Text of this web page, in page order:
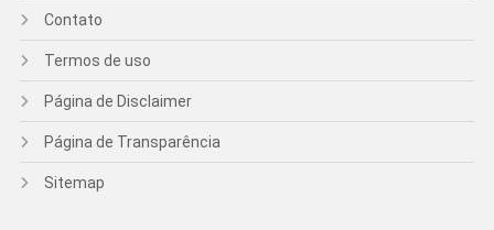
Contato
Termos de uso
Página de Disclaimer
Página de Transparência
Sitemap